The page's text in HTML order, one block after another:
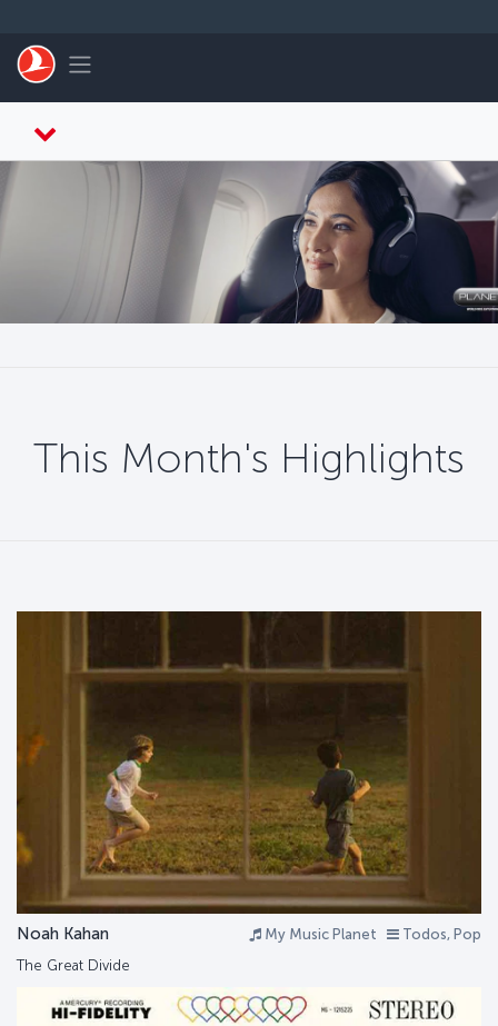
Toggle navigation
This Month's Highlights
My Music Planet Todos, Pop
Noah Kahan
The Great Divide